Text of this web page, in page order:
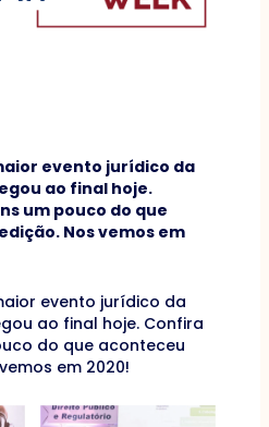
evento jurídico da
ao final hoje.
um pouco do que
Nos vemos em
evento jurídico da
ao final hoje. Confira
do que aconteceu
em 2020!